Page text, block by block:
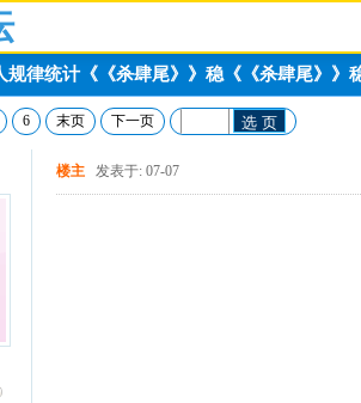
律统计《《杀肆尾》》稳《《杀肆尾》》
6 末页 下一页 选 页
楼主 发表于: 07-07